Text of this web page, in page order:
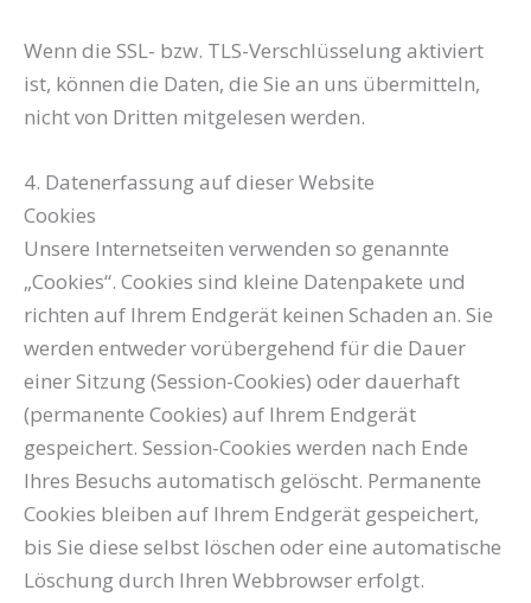
Wenn die SSL- bzw. TLS-Verschlüsselung aktiviert
ist, können die Daten, die Sie an uns übermitteln,
nicht von Dritten mitgelesen werden.
4. Datenerfassung auf dieser Website
Cookies
Unsere Internetseiten verwenden so genannte
„Cookies“. Cookies sind kleine Datenpakete und
richten auf Ihrem Endgerät keinen Schaden an. Sie
werden entweder vorübergehend für die Dauer
einer Sitzung (Session-Cookies) oder dauerhaft
(permanente Cookies) auf Ihrem Endgerät
gespeichert. Session-Cookies werden nach Ende
Ihres Besuchs automatisch gelöscht. Permanente
Cookies bleiben auf Ihrem Endgerät gespeichert,
bis Sie diese selbst löschen oder eine automatische
Löschung durch Ihren Webbrowser erfolgt.